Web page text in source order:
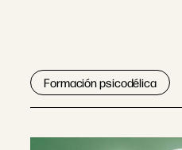
Formación psicodélica